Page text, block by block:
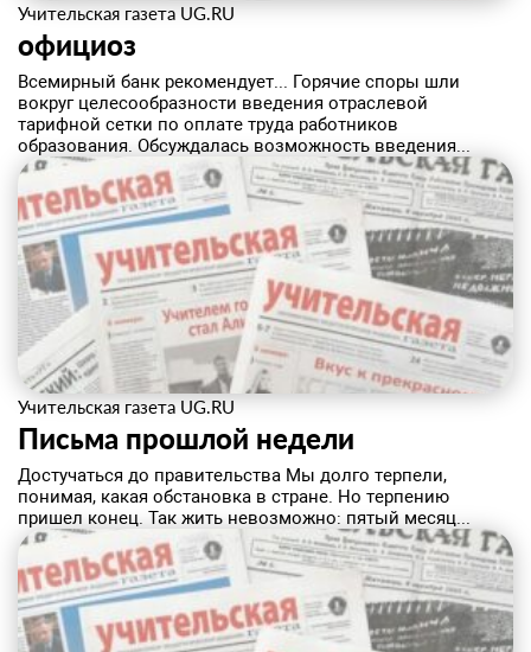
Учительская газета UG.RU
официоз
Всемирный банк рекомендует... Горячие споры шли
вокруг целесообразности введения отраслевой
тарифной сетки по оплате труда работников
образования. Обсуждалась возможность введения...
Учительская газета UG.RU
Письма прошлой недели
Достучаться до правительства Мы долго терпели,
понимая, какая обстановка в стране. Но терпению
пришел конец. Так жить невозможно: пятый месяц...